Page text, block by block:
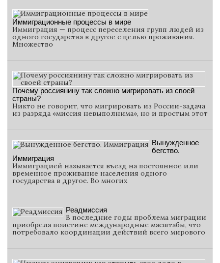
Иммиграционные процессы в мире
Иммиграция — процесс переселения групп людей из
одного государства в другое с целью проживания.
Множество
Почему россиянину так сложно мигрировать из своей
страны?
Никто не говорит, что мигрировать из России-задача
из разряда «миссия невыполнима», но и простым этот
Вынужденное
бегство.
Иммиграция
Иммиграцией называется въезд на постоянное или
временное проживание населения одного
государства в другое. Во многих
Реадмиссия
В последние годы проблема миграции
приобрела поистине международные масштабы, что
потребовало координации действий всего мирового